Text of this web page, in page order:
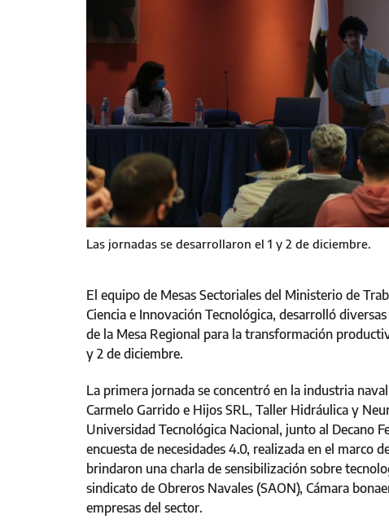
Las jornadas se desarrollaron el 1 y 2 de diciembre.
El equipo de Mesas Sectoriales del Ministerio de
Ciencia e Innovación Tecnológica, desarrolló
de la Mesa Regional para la transformación
y 2 de diciembre.
La primera jornada se concentró en la industria
Carmelo Garrido e Hijos SRL, Taller Hidráulica y
Universidad Tecnológica Nacional, junto al Decano
encuesta de necesidades 4.0, realizada en el marco
brindaron una charla de sensibilización sobre
sindicato de Obreros Navales (SAON), Cámara
empresas del sector.